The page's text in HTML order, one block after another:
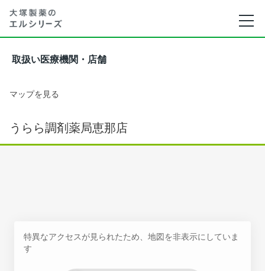
取扱い医療機関・店舗
マップを見る
うらら調剤薬局恵那店
特異なアクセスが見られたため、地図を非表示にしていま
す